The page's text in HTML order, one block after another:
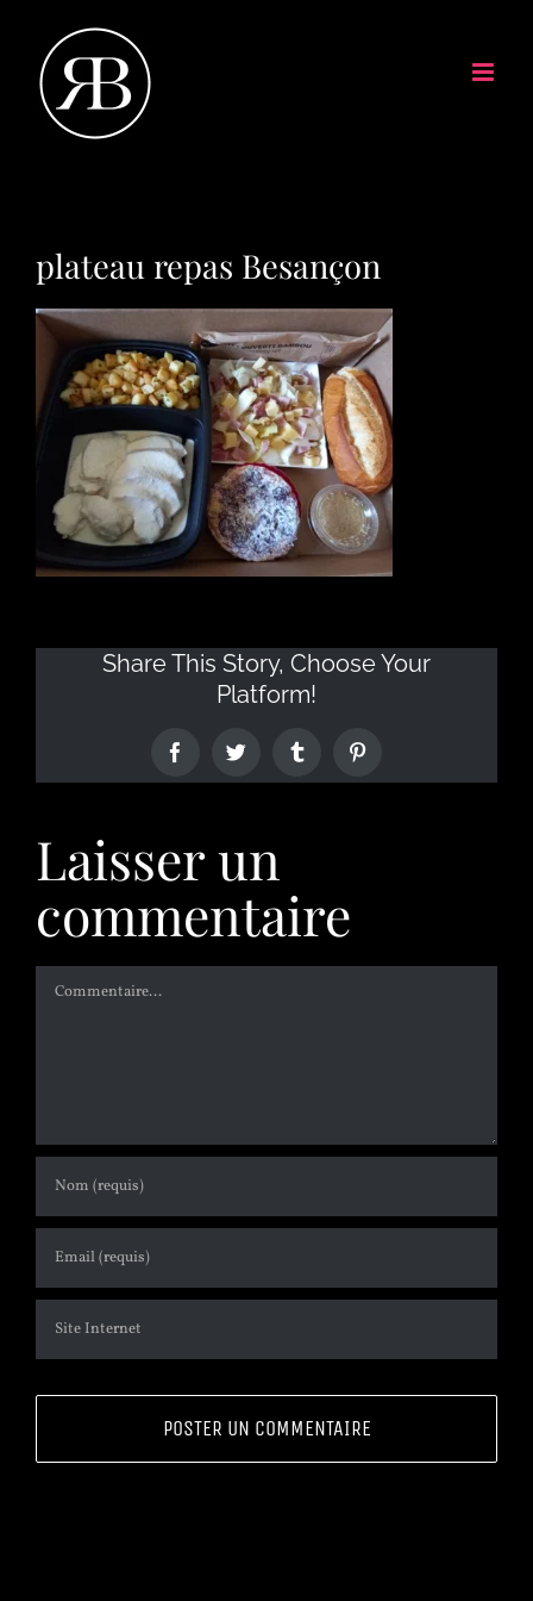
plateau repas Besançon
Share This Story, Choose Your
Platform!
Laisser un
commentaire